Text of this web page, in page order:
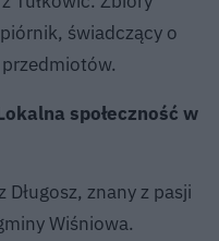
świadczący o
społeczność w
znany z pasji
Wiśniowa.